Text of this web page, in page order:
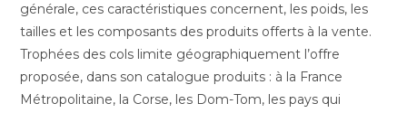
générale, ces caractéristiques concernent, les poids, les
tailles et les composants des produits offerts à la vente.
Trophées des cols limite géographiquement l’offre
proposée, dans son catalogue produits : à la France
Métropolitaine, la Corse, les Dom-Tom, les pays qui